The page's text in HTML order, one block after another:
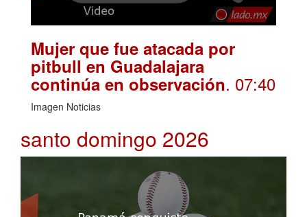
Mujer que fue atacada por
pitbull en Guadalajara
continúa en observación. 07:40
Imagen Noticias
santo domingo 2026